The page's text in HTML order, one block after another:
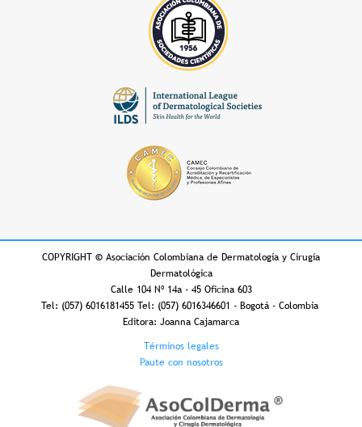
COPYRIGHT © Asociación Colombiana de Dermatología y Cirugía
Dermatológica
Calle 104 Nº 14a - 45 Oficina 603
Tel: (057) 6016181455 Tel: (057) 6016346601 - Bogotá - Colombia
Editora: Joanna Cajamarca
Términos legales
Paute con nosotros